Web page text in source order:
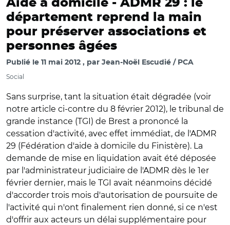
Aide à domicile -ADMR 29 : le
département reprend la main
pour préserver associations et
personnes âgées
Publié le 11 mai 2012 par Jean-Noël Escudié / PCA
Social
Sans surprise, tant la situation était dégradée (voir
notre article ci-contre du 8 février 2012), le tribunal de
grande instance (TGI) de Brest a prononcé la
cessation d'activité, avec effet immédiat, de l'ADMR
29 (Fédération d'aide à domicile du Finistère). La
demande de mise en liquidation avait été déposée
par l'administrateur judiciaire de l'ADMR dès le 1er
février dernier, mais le TGI avait néanmoins décidé
d'accorder trois mois d'autorisation de poursuite de
l'activité qui n'ont finalement rien donné, si ce n'est
d'offrir aux acteurs un délai supplémentaire pour